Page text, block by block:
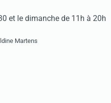
et le dimanche de 11h à 20h
Martens